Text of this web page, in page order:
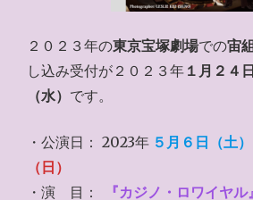
２０２３年の東京宝塚劇場での宙
し込み受付が２０２３年 １月２４
（水） です。
・公演日： 2023年 ５月６日（土）
（日）
・演 目：
『カジノ・ロワイヤル』